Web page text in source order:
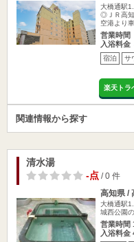
大橋通駅
◎ＪＲ高
空港より
営業時間
入浴料金
宿泊 サ
楽天トラ
関連情報から探す
清水湯
-点/ 0 件
高知県 /
大橋通駅
城西公園
営業時間
入浴料金